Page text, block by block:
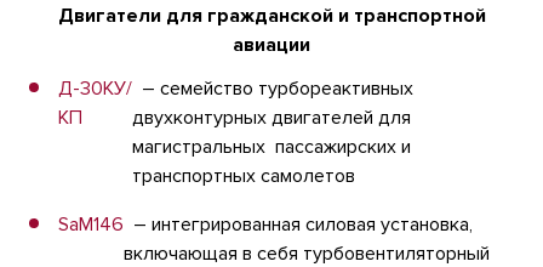
Двигатели для гражданской и транспортной
авиации
Д-30КУ/
КП
– семейство турбореактивных
двухконтурных двигателей для
магистральных пассажирских и
транспортных самолетов
SaM146 – интегрированная силовая установка,
включающая в себя турбовентиляторный